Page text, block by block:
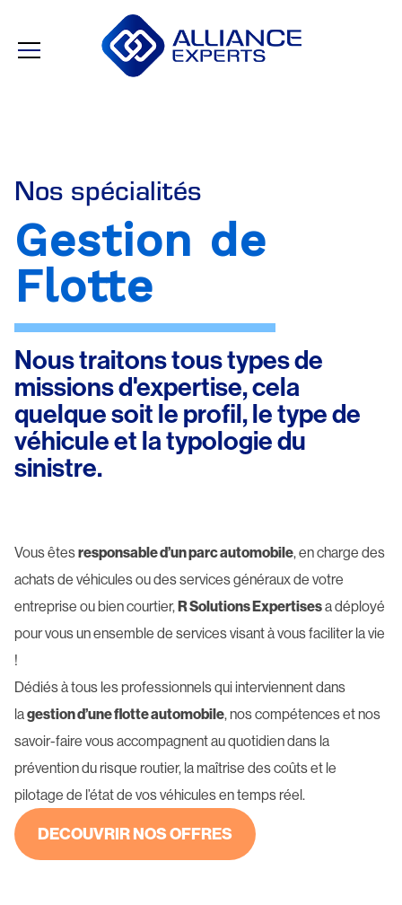
Nos spécialités
Gestion de
Flotte
Nous traitons tous types de
missions d'expertise, cela
quelque soit le profil, le type de
véhicule et la typologie du
sinistre.
Vous êtesresponsable d’un parc automobile, en charge des
achats de véhicules ou des services généraux de votre
entreprise ou bien courtier,R Solutions Expertisesa déployé
pour vous un ensemble de services visant à vous faciliter la vie
!
Dédiés à tous les professionnels qui interviennent dans
lagestion d’une flotte automobile, nos compétences et nos
savoir-faire vous accompagnent au quotidien dans la
prévention du risque routier, la maîtrise des coûts et le
pilotage de l’état de vos véhicules en temps réel.
DECOUVRIR NOS OFFRES